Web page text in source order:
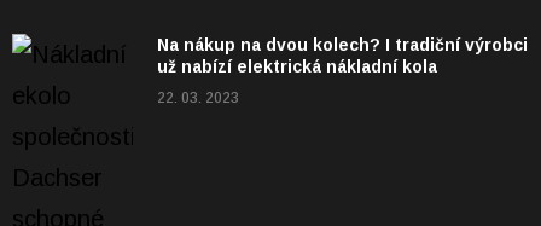
Na nákup na dvou kolech? I tradiční výrobci
už nabízí elektrická nákladní kola
22. 03. 2023